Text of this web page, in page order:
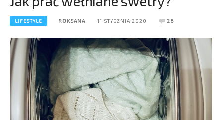
LIFESTYLE ROKSANA 11 STYCZNIA 2020 26